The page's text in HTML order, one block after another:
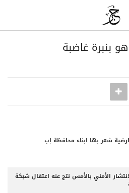
بنبرة غاضبة
شعر بها ابناء محافظة إب
الأمني بالأمس نتج عنه اعتقال شبكة